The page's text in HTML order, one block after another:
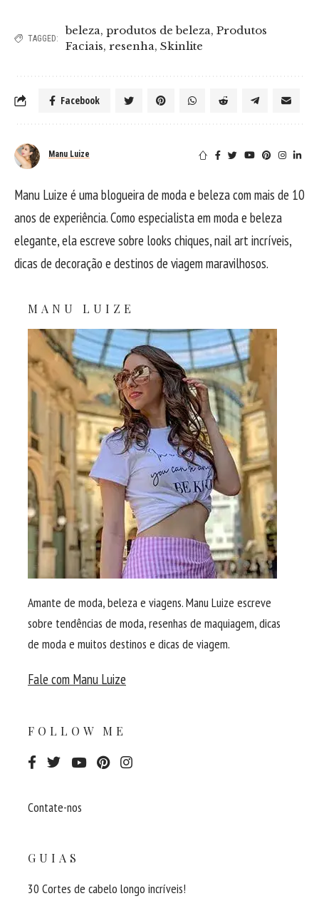
TAGGED:
beleza, produtos de beleza, Produtos
Faciais, resenha, Skinlite
Facebook
Manu Luize
Manu Luize é uma blogueira de moda e beleza com mais de 10
anos de experiência. Como especialista em moda e beleza
elegante, ela escreve sobre looks chiques, nail art incríveis,
dicas de decoração e destinos de viagem maravilhosos.
MANU LUIZE
Amante de moda, beleza e viagens. Manu Luize escreve
sobre tendências de moda, resenhas de maquiagem, dicas
de moda e muitos destinos e dicas de viagem.
Fale com Manu Luize
FOLLOW ME
Contate-nos
GUIAS
30 Cortes de cabelo longo incríveis!